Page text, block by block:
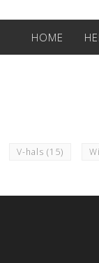
HOME
V-hals (15)